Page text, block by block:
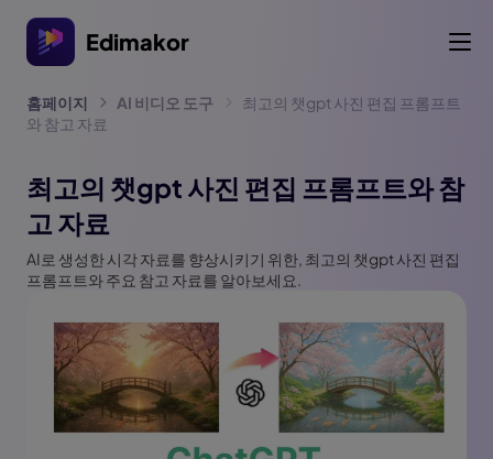
Edimakor
홈페이지 AI 비디오 도구
최고의 챗gpt 사진 편집 프롬프트
와 참고 자료
최고의 챗gpt 사진 편집 프롬프트와 참
고 자료
AI로 생성한 시각 자료를 향상시키기 위한, 최고의 챗gpt 사진 편집
프롬프트와 주요 참고 자료를 알아보세요.